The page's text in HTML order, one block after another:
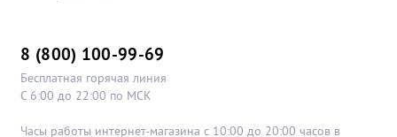
8 (800) 100-99-69
Бесплатная горячая линия
С 6:00 до 22:00 по МСК
Часы работы интернет-магазина с 10:00 до 20:00 часов в